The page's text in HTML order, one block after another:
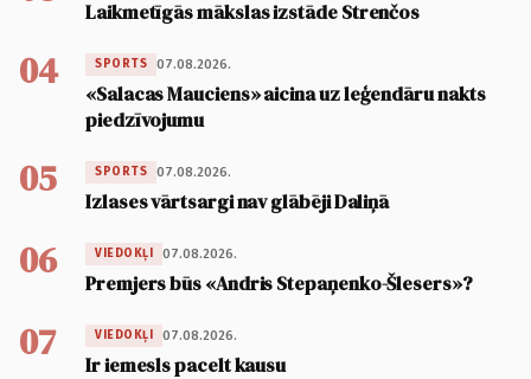
Laikmetīgās mākslas izstāde Strenčos
04 SPORTS 07.08.2026.
«Salacas Mauciens» aicina uz leģendāru nakts
piedzīvojumu
05 SPORTS 07.08.2026.
Izlases vārtsargi nav glābēji Daliņā
06 VIEDOKĻI 07.08.2026.
Premjers būs «Andris Stepaņenko-Šlesers»?
07 VIEDOKĻI 07.08.2026.
Ir iemesls pacelt kausu